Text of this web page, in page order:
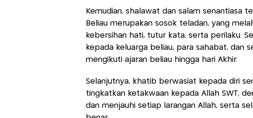
Kemudian, shalawat dan salam senantiasa
Beliau merupakan sosok teladan, yang
kebersihan hati, tutur kata, serta perilaku.
kepada keluarga beliau, para sahabat, dan
mengikuti ajaran beliau hingga hari Akhir.
Selanjutnya, khatib berwasiat kepada diri
tingkatkan ketakwaan kepada Allah SWT,
dan menjauhi setiap larangan Allah, serta